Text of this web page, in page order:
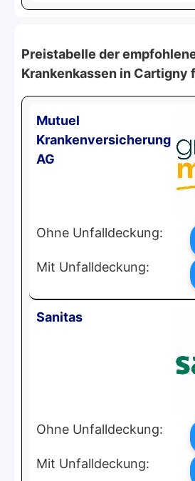
Preistabelle der
Krankenkassen in Cartigny
Mutuel
Krankenversicherung
AG
Ohne Unfalldeckung:
Mit Unfalldeckung:
Sanitas
Ohne Unfalldeckung:
Mit Unfalldeckung: